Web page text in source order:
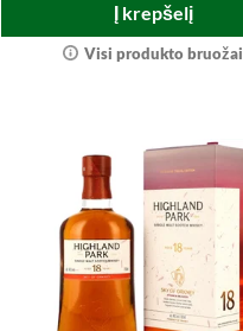
Į krepšelį
Visi produkto bruožai